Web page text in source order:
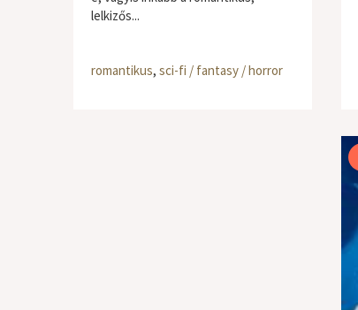
lelkizős...
romantikus, sci-fi / fantasy / horror